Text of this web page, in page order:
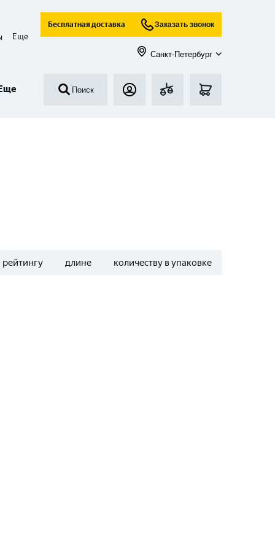
Еще
Бесплатная доставка Заказать звонок
Санкт-Петербург
Поиск
рейтингу длине количеству в упаковке